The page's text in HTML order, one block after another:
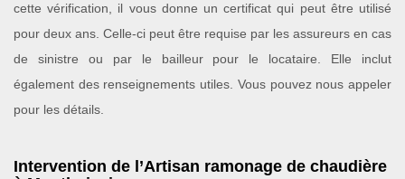
cette vérification, il vous donne un certificat qui peut être utilisé
pour deux ans. Celle-ci peut être requise par les assureurs en cas
de sinistre ou par le bailleur pour le locataire. Elle inclut
également des renseignements utiles. Vous pouvez nous appeler
pour les détails.
Intervention de l’Artisan ramonage de chaudière